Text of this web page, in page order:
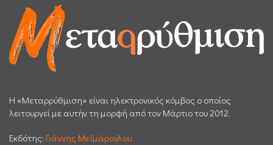
H «Μεταρρύθμιση» είναι ηλεκτρονικός κόμβος ο οποίος
λειτουργεί με αυτήν τη μορφή από τον Μάρτιο του 2012.
Εκδότης: Γιάννης Μεϊμάρογλου